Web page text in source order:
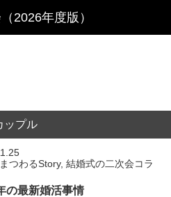
ップル
つわるStory,結婚式の二次会コラ
の最新婚活事情